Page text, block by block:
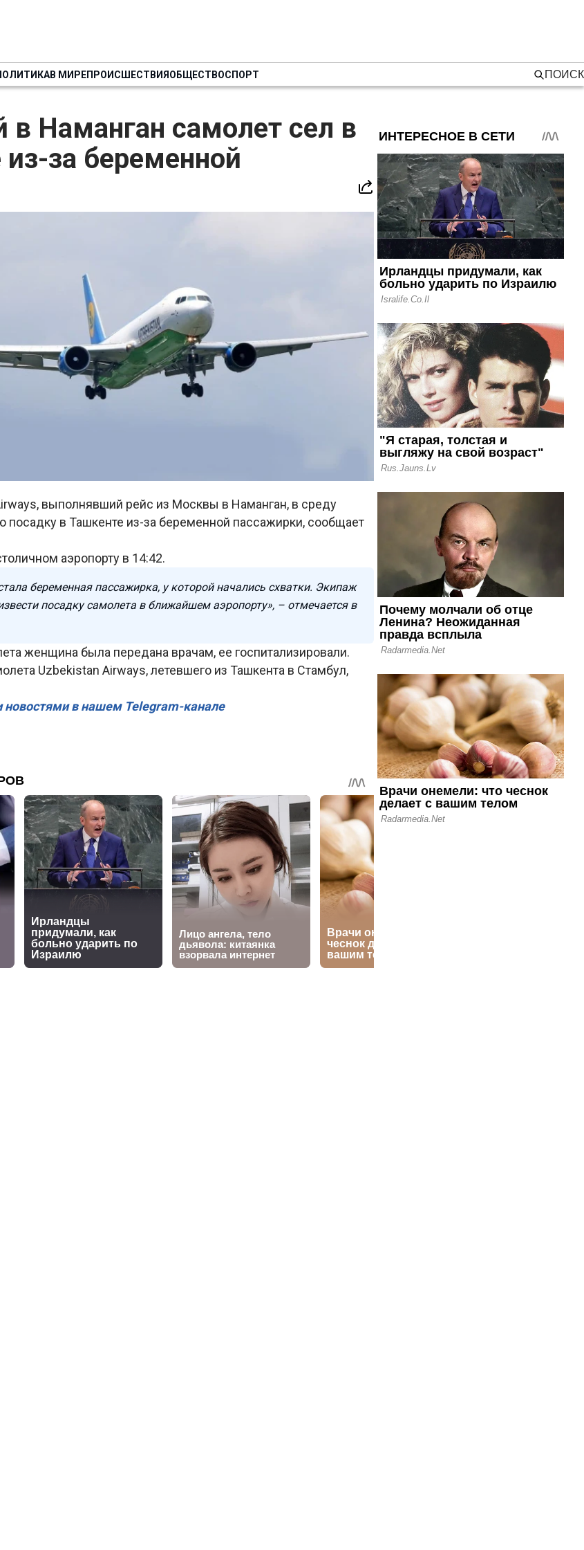
В МИРЕПРОИСШЕСТВИЯОБЩЕСТВОСПОРТ ПОИСК
в Наманган самолет сел в
за беременной
выполнявший рейс из Москвы в Наманган, в среду
посадку в Ташкенте из-за беременной пассажирки, сообщает
аэропорту в 14:42.
беременная пассажирка, у которой начались схватки. Экипаж
посадку самолета в ближайшем аэропорту», – отмечается в
женщина была передана врачам, ее госпитализировали.
Uzbekistan Airways, летевшего из Ташкента в Стамбул,
в нашем Telegram-канале